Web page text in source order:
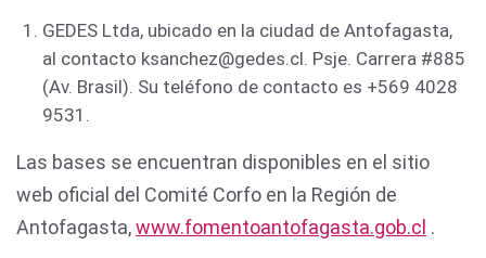
GEDES Ltda, ubicado en la ciudad de Antofagasta,
al contacto ksanchez@gedes.cl. Psje. Carrera #885
(Av. Brasil). Su teléfono de contacto es +569 4028
9531.
Las bases se encuentran disponibles en el sitio
web oficial del Comité Corfo en la Región de
Antofagasta,www.fomentoantofagasta.gob.cl .